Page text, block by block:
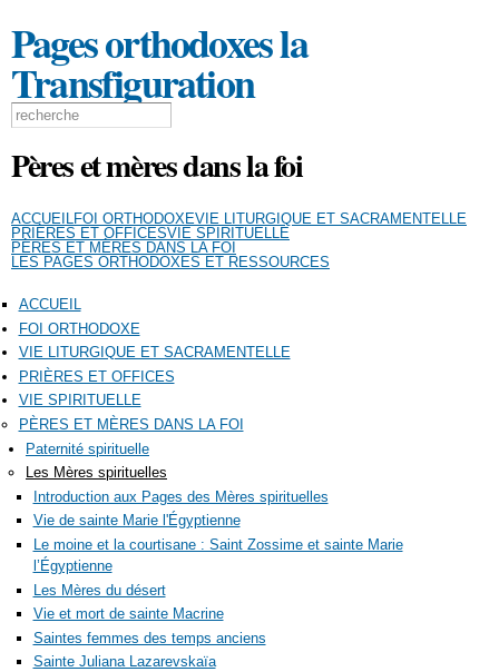
contenu
principal
Pages orthodoxes la
Transfiguration
Formulaire de recherche
Search this site
Pères et mères dans la foi
ACCUEILFOI ORTHODOXEVIE LITURGIQUE ET SACRAMENTELLE
PRIÈRES ET OFFICESVIE SPIRITUELLE
PÈRES ET MÈRES DANS LA FOI
LES PAGES ORTHODOXES ET RESSOURCES
ACCUEIL
FOI ORTHODOXE
VIE LITURGIQUE ET SACRAMENTELLE
PRIÈRES ET OFFICES
VIE SPIRITUELLE
PÈRES ET MÈRES DANS LA FOI
Paternité spirituelle
Les Mères spirituelles
Introduction aux Pages des Mères spirituelles
Vie de sainte Marie l'Égyptienne
Le moine et la courtisane : Saint Zossime et sainte Marie
l’Égyptienne
Les Mères du désert
Vie et mort de sainte Macrine
Saintes femmes des temps anciens
Sainte Juliana Lazarevskaïa